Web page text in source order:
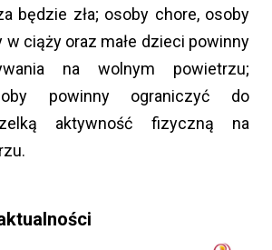
będzie zła; osoby chore, osoby
w ciąży oraz małe dzieci powinny
na wolnym powietrzu;
powinny ograniczyć do
aktywność fizyczną na